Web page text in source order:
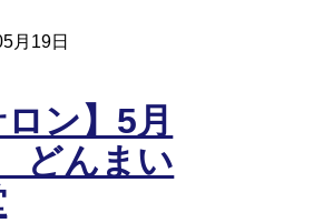
月19日
ロン】5月
どんまい